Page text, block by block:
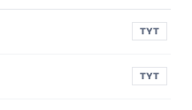
TYT
TYT